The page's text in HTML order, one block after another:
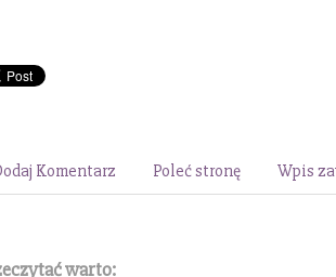
Komentarz Poleć stronę Wpis
warto: